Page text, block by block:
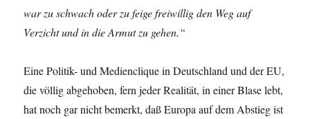
war zu schwach oder zu feige freiwillig den Weg auf
Verzicht und in die Armut zu gehen.“
Eine Politik- und Medienclique in Deutschland und der EU,
die völlig abgehoben, fern jeder Realität, in einer Blase lebt,
hat noch gar nicht bemerkt, daß Europa auf dem Abstieg ist